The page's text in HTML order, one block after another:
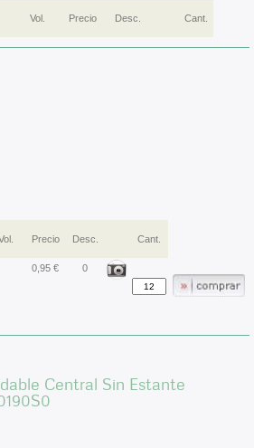
Vol. Precio Desc. Cant.
Precio Desc. Cant.
0,95 € 0
Central Sin Estante